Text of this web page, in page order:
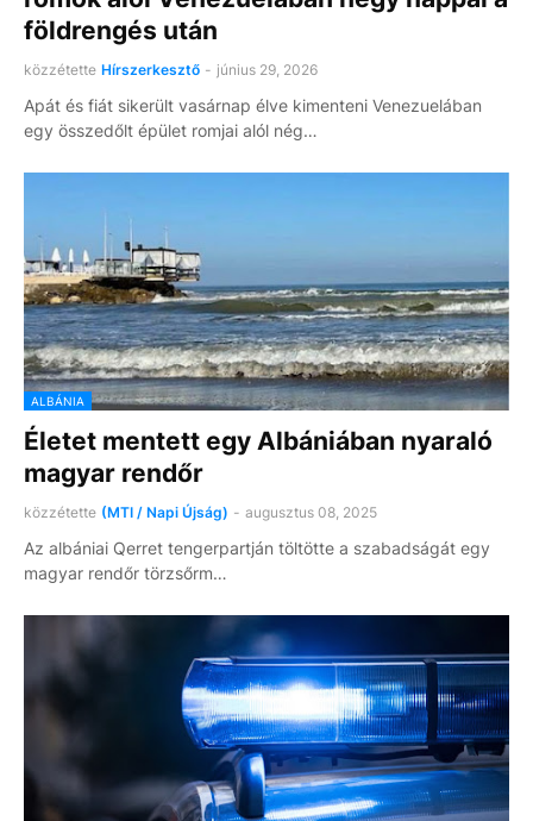
földrengés után
közzétette Hírszerkesztő - június 29, 2026
Apát és fiát sikerült vasárnap élve kimenteni Venezuelában
egy összedőlt épület romjai alól nég…
ALBÁNIA
Életet mentett egy Albániában nyaraló
magyar rendőr
közzétette (MTI / Napi Újság) - augusztus 08, 2025
Az albániai Qerret tengerpartján töltötte a szabadságát egy
magyar rendőr törzsőrm…